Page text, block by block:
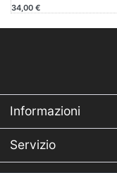
34,00 €
Informazioni
Servizio